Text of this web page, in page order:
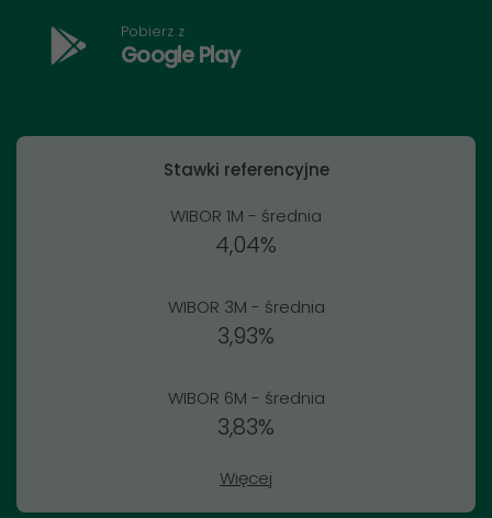
Pobierz z
Google Play
Stawki referencyjne
WIBOR 1M - średnia
4,04%
WIBOR 3M - średnia
3,93%
WIBOR 6M - średnia
3,83%
Więcej